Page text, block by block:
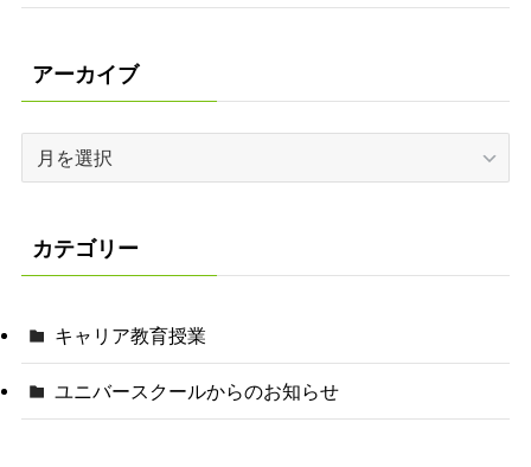
アーカイブ
ブ
カテゴリー
キャリア教育授業
ユニバースクールからのお知らせ